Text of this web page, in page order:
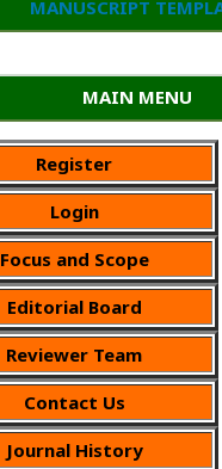
MANUSCRIPT
MAIN MENU
Register
Login
Focus and Scope
Editorial Board
Reviewer Team
Contact Us
Journal History